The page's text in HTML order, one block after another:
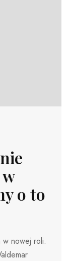
o to
w nowej roli.